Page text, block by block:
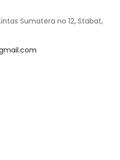
Sumatera no 12, Stabat,